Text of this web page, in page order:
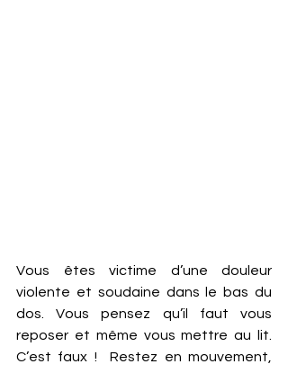
Vous êtes victime d’une douleur
violente et soudaine dans le bas du
dos. Vous pensez qu’il faut vous
reposer et même vous mettre au lit.
C’est faux !  Restez en mouvement,